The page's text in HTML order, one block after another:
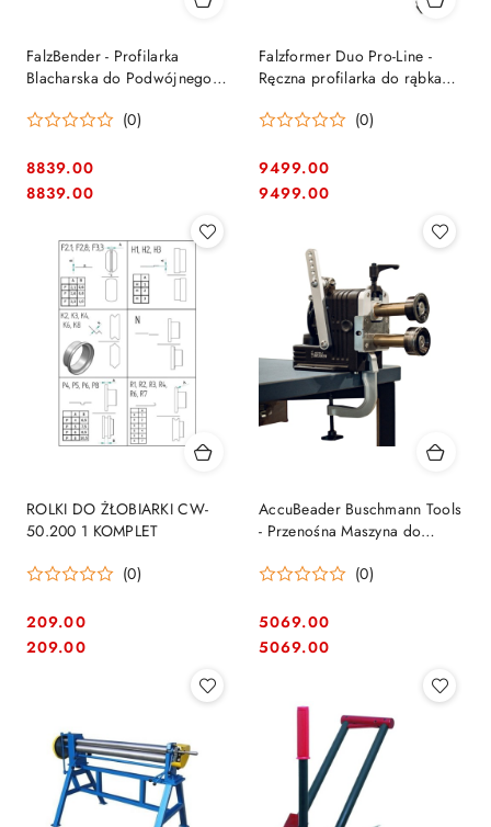
FalzBender - Profilarka
Blacharska do Podwójnego
Tools
(0)
Cena:
8839.00
Cena:
8839.00
Falzformer Duo Pro-Line -
Ręczna profilarka do rąbka
(0)
Cena:
9499.00
Cena:
9499.00
ROLKI DO ŻŁOBIARKI CW-
50.200 1 KOMPLET
(0)
Cena:
209.00
Cena:
209.00
AccuBeader Buschmann Tools
- Przenośna Maszyna do
(0)
Cena:
5069.00
Cena:
5069.00